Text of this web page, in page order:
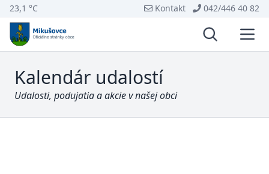
23,1 °C Kontakt 042/446 40 82
Vyhľadávanie
Kalendár udalostí
Udalosti, podujatia a akcie v našej obci